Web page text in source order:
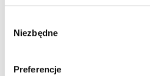
zgody
Niezbędne
Preferencje